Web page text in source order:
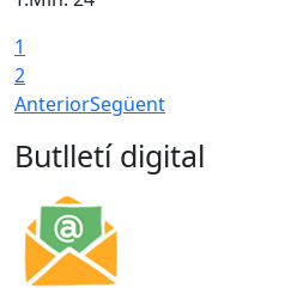
1
2
AnteriorSegüent
Butlletí digital